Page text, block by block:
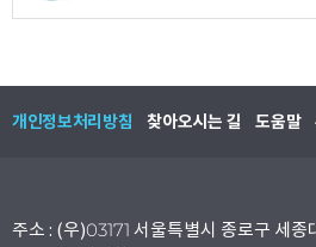
개인정보처리방침 찾아오시는 길 도움말
주소 : (우)03171 서울특별시 종로구 세